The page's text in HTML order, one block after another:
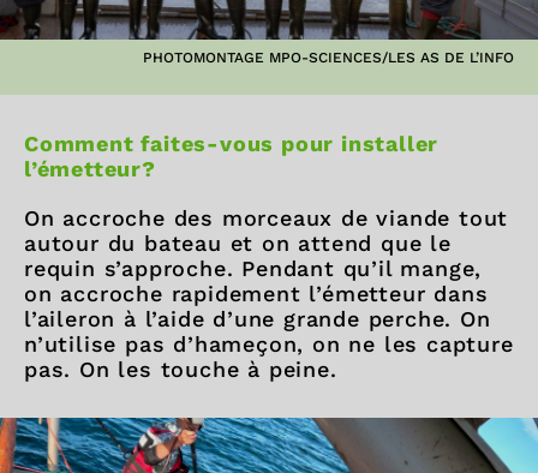
PHOTOMONTAGE MPO-SCIENCES/LES AS DE L’INFO
Comment faites-vous pour installer
l’émetteur?
On accroche des morceaux de viande tout
autour du bateau et on attend que le
requin s’approche. Pendant qu’il mange,
on accroche rapidement l’émetteur dans
l’aileron à l’aide d’une grande perche. On
n’utilise pas d’hameçon, on ne les capture
pas. On les touche à peine.